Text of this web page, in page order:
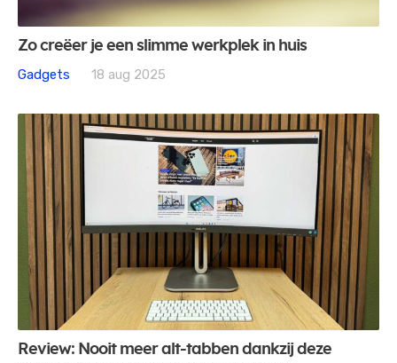
Zo creëer je een slimme werkplek in huis
Gadgets
18 aug 2025
Review: Nooit meer alt-tabben dankzij deze